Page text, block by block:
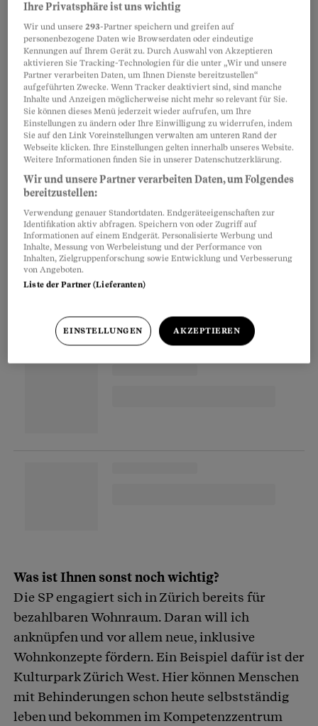
Wie wollen Sie das Thema konkret anpacken?
In einem ersten Schritt möchte ich dasStimm-
und Wahlrecht für allevorantreiben. Dazu
zählen Menschen mit Migrationshintergrund
und 16-Jährige, aber auch Menschen unter
umfassender Beistandschaft. Sie gingen
nämlich bisher vergessen. Ein weiteres Thema,
das mir am Herzen liegt, ist die Klimapolitik.
Denn wenn das Klima verrückt spielt, trifft es
Menschen am Rand der Gesellschaft als Erstes.
Um sie zu schützen, müssen wir
zusammenarbeiten und schnell umfassende
Massnahmen ergreifen.
Partnerinhalte
Was ist Ihnen sonst noch wichtig?
Die SP engagiert sich in Zürich bereits für
bezahlbaren Wohnraum. Daran will ich
anknüpfen und vor allem neue, inklusive
Wohnkonzepte fördern. Ein Beispiel dafür ist der
Kulturpark Zürich West. Hier können Menschen
mit Behinderungen schon heute selbstständig
leben und bekommen im Kompetenzzentrum
Ihre Privatsphäre ist uns wichtig
Wir und unsere293-Partner speichern und greifen auf
personenbezogene Daten wie Browserdaten oder eindeutige
Kennungen auf Ihrem Gerät zu. Durch Auswahl von Akzeptieren
aktivieren Sie Tracking-Technologien für die unter „Wir und unsere
Partner verarbeiten Daten, um Ihnen Dienste bereitzustellen“
aufgeführten Zwecke. Wenn Tracker deaktiviert sind, sind manche
Inhalte und Anzeigen möglicherweise nicht mehr so relevant für Sie.
Sie können dieses Menü jederzeit wieder aufrufen, um Ihre
Einstellungen zu ändern oder Ihre Einwilligung zu widerrufen, indem
Sie auf den Link Voreinstellungen verwalten am unteren Rand der
Webseite klicken. Ihre Einstellungen gelten innerhalb unseres Website.
Weitere Informationen finden Sie in unserer Datenschutzerklärung.
Wir und unsere Partner verarbeiten Daten, um Folgendes
bereitzustellen:
Verwendung genauer Standortdaten. Endgeräteeigenschaften zur
Identifikation aktiv abfragen. Speichern von oder Zugriff auf
Informationen auf einem Endgerät. Personalisierte Werbung und
Inhalte, Messung von Werbeleistung und der Performance von
Inhalten, Zielgruppenforschung sowie Entwicklung und Verbesserung
von Angeboten.
Liste der Partner (Lieferanten)
EINSTELLUNGEN AKZEPTIEREN